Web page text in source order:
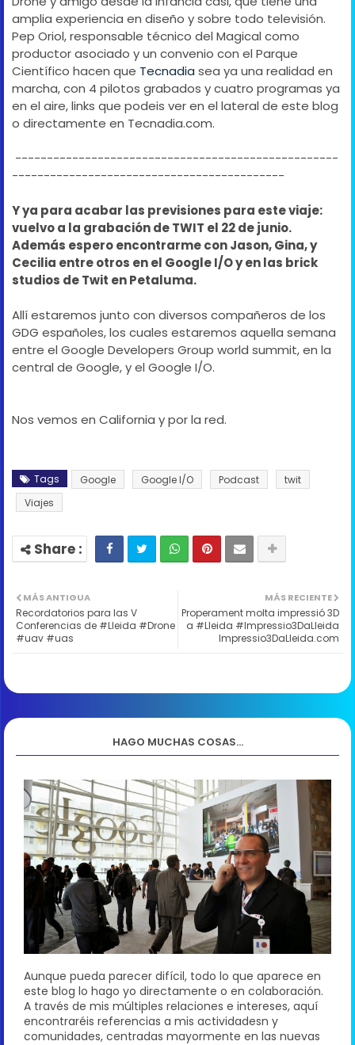
amplia experiencia en diseño y sobre todo televisión.
Pep Oriol, responsable técnico del Magical como
productor asociado y un convenio con el Parque
Científico hacen que Tecnadia sea ya una realidad en
marcha, con 4 pilotos grabados y cuatro programas ya
en el aire, links que podeis ver en el lateral de este blog
o directamente en Tecnadia.com.
---------------------------------------------------
-------------------------------------------
Y ya para acabar las previsiones para este viaje:
vuelvo a la grabación de TWIT el 22 de junio.
Además esperoencontrarme con Jason, Gina, y
Cecilia entre otros en el Google I/O y en las brick
studios de Twit en Petaluma.
Allí estaremos junto con diversos compañeros de los
GDG españoles, los cuales estaremos aquella semana
entre el Google Developers Group world summit, en la
central de Google, y el Google I/O.
Nos vemos en California y por la red.
Tags Google Google I/O Podcast
twit
Viajes
MÁS RECIENTE
Properament molta impressió 3D
a #Lleida #Impressio3DaLleida
Impressio3DaLleida.com
MÁS ANTIGUA
Recordatorios para las V
Conferencias de #Lleida #Drone
#uav #uas
HAGO MUCHAS COSAS...
Aunque pueda parecer difícil, todo lo que aparece en
este blog lo hago yo directamente o en colaboración.
A través de mis múltiples relaciones e intereses, aquí
encontraréis referencias a mis actividadesn y
comunidades, centradas mayormente en las nuevas